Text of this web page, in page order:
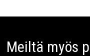
Meiltä myös